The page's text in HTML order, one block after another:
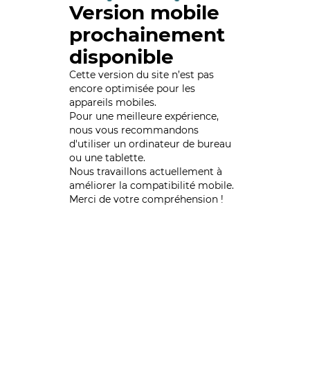
Version mobile
prochainement
disponible
Cette version du site n’est pas
encore optimisée pour les
appareils mobiles.
Pour une meilleure expérience,
nous vous recommandons
d'utiliser un ordinateur de bureau
ou une tablette.
Nous travaillons actuellement à
améliorer la compatibilité mobile.
Merci de votre compréhension !